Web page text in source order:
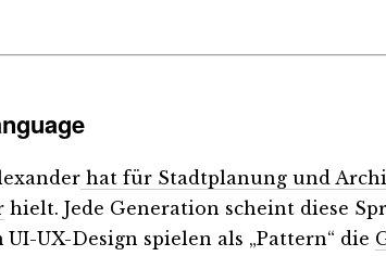
hat für Stadtplanung und
hielt. Jede Generation scheint diese
UX-Design spielen als „Pattern“ die